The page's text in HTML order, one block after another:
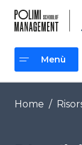
contenuto
Menù
Menù
Home /